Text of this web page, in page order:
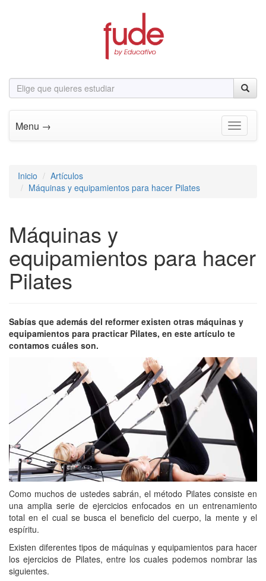
Menu → Toggle
Inicio
Artículos
Máquinas y equipamientos para hacer Pilates
Máquinas y
equipamientos para hacer
Pilates
Sabías que además del reformer existen otras máquinas y
equipamientos para practicar Pilates, en este artículo te
contamos cuáles son.
Como muchos de ustedes sabrán, el método Pilates consiste en
una amplia serie de ejercicios enfocados en un entrenamiento
total en el cual se busca el beneficio del cuerpo, la mente y el
espíritu.
Existen diferentes tipos de máquinas y equipamientos para hacer
los ejercicios de Pilates, entre los cuales podemos nombrar las
siguientes.